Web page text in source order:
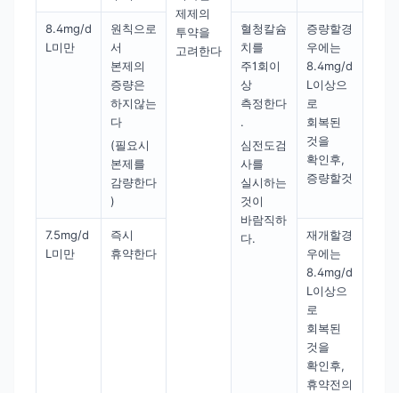
제제의
투약을
고려한다
8.4mg/d
L미만
원칙으로
서
본제의
증량은
하지않는
다
(필요시
본제를
감량한다
)
혈청칼슘
치를
주1회이
상
측정한다
.
심전도검
사를
실시하는
것이
바람직하
다.
증량할경
우에는
8.4mg/d
L이상으
로
회복된
것을
확인후,
증량할것
7.5mg/d
L미만
즉시
휴약한다
재개할경
우에는
8.4mg/d
L이상으
로
회복된
것을
확인후,
휴약전의